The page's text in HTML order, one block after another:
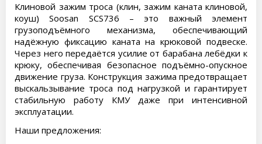
Клиновой зажим троса (клин, зажим каната клиновой,
коуш) Soosan SCS736 – это важный элемент
грузоподъёмного механизма, обеспечивающий
надёжную фиксацию каната на крюковой подвеске.
Через него передаётся усилие от барабана лебёдки к
крюку, обеспечивая безопасное подъёмно-опускное
движение груза. Конструкция зажима предотвращает
выскальзывание троса под нагрузкой и гарантирует
стабильную работу КМУ даже при интенсивной
эксплуатации.
Наши предложения: